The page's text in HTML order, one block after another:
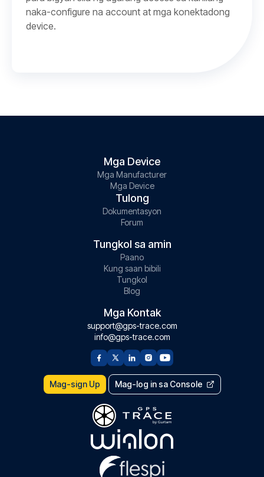
naka-configure na account at mga konektadong
device.
Mga Device
Mga Manufacturer
Mga Device
Tulong
Dokumentasyon
Forum
Tungkol sa amin
Paano
Kung saan bibili
Tungkol
Blog
Mga Kontak
support@gps-trace.com
info@gps-trace.com
Mag-sign Up Mag-log in sa Console